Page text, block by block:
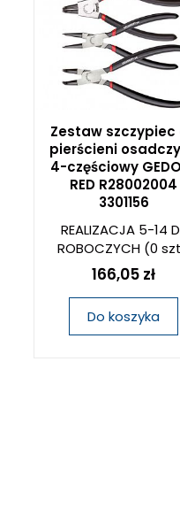
Zestaw szczypiec
pierścieni
4-częściowy
RED R28002004
3301156
REALIZACJA 5-14
ROBOCZYCH(0
166,05 zł
Do koszyka